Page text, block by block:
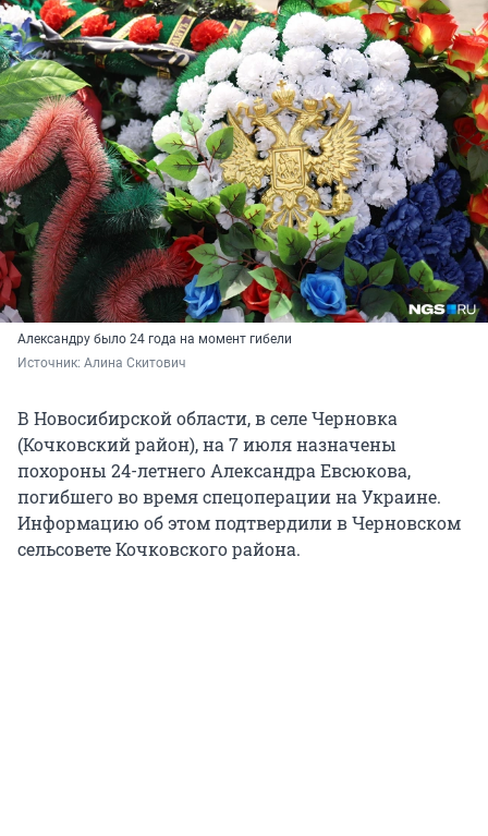
Александру было 24 года на момент гибели
Источник: Алина Скитович
В Новосибирской области, в селе Черновка
(Кочковский район), на 7 июля назначены
похороны 24-летнего Александра Евсюкова,
погибшего во время спецоперации на Украине.
Информацию об этом подтвердили в Черновском
сельсовете Кочковского района.